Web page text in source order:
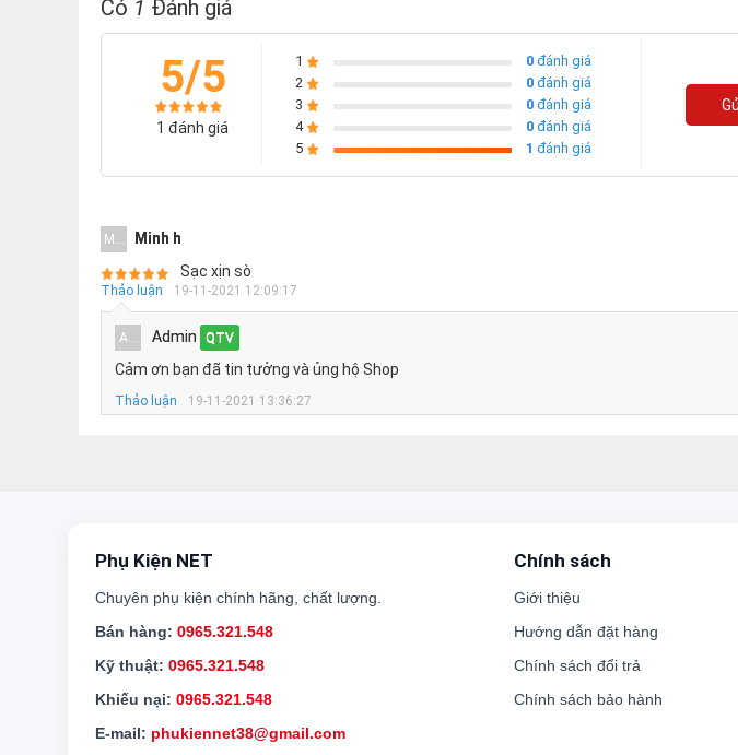
Có 1 Đánh giá
5/5
1 đánh giá
1 0đánh giá
2
0đánh giá
3
0đánh giá
4
0đánh giá
5
1 đánh giá
M...
Minh h
Sạc xịn sò
Thảo luận 19-11-2021 12:09:17
A... Admin QTV
Cảm ơn bạn đã tin tưởng và ủng hộ Shop
Thảo luận 19-11-2021 13:36:27
Phụ Kiện NET
Chuyên phụ kiện chính hãng, chất lượng.
Bán hàng: 0965.321.548
Kỹ thuật: 0965.321.548
Khiếu nại: 0965.321.548
E-mail: phukiennet38@gmail.com
Chính sách
Giới thiệu
Hướng dẫn đặt hàng
Chính sách đổi trả
Chính sách bảo hành